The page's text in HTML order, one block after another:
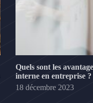
Quels sont les
interne en entreprise ?
18 décembre 2023